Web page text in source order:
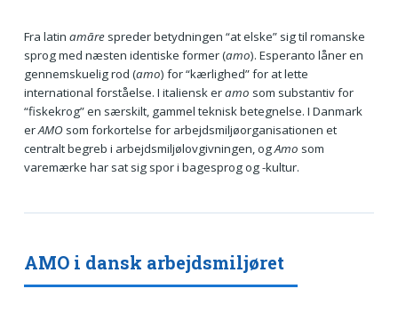
Fra latin amārespreder betydningen “at elske” sig til romanske
sprog med næsten identiske former (amo). Esperanto låner en
gennemskuelig rod (amo) for “kærlighed” for at lette
international forståelse. I italiensk eramo som substantiv for
“fiskekrog” en særskilt, gammel teknisk betegnelse. I Danmark
erAMOsom forkortelse for arbejdsmiljøorganisationen et
centralt begreb i arbejdsmiljølovgivningen, ogAmo som
varemærke har sat sig spor i bagesprog og -kultur.
AMO i dansk arbejdsmiljøret